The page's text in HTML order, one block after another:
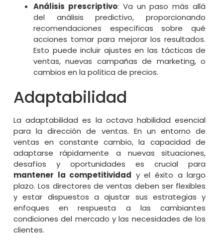
Análisis prescriptivo: Va un paso más allá
del análisis predictivo, proporcionando
recomendaciones específicas sobre qué
acciones tomar para mejorar los resultados.
Esto puede incluir ajustes en las tácticas de
ventas, nuevas campañas de marketing, o
cambios en la política de precios.
Adaptabilidad
La adaptabilidad es la octava habilidad esencial
para la dirección de ventas. En un entorno de
ventas en constante cambio, la capacidad de
adaptarse rápidamente a nuevas situaciones,
desafíos y oportunidades es crucial para
mantener la competitividad y el éxito a largo
plazo. Los directores de ventas deben ser flexibles
y estar dispuestos a ajustar sus estrategias y
enfoques en respuesta a las cambiantes
condiciones del mercado y las necesidades de los
clientes.